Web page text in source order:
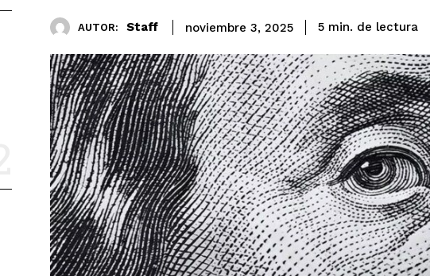
AUTOR: Staff noviembre 3, 2025 5 min. de lectura